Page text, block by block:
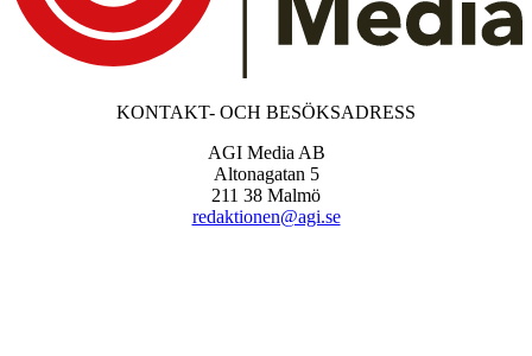
KONTAKT- OCH BESÖKSADRESS
AGI Media AB
Altonagatan 5
211 38 Malmö
redaktionen@agi.se